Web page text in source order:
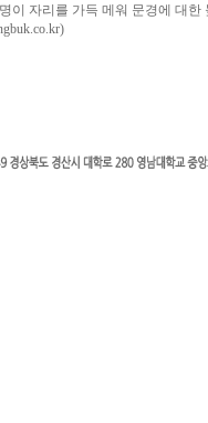
이 자리를 가득 메워 문경에 대한